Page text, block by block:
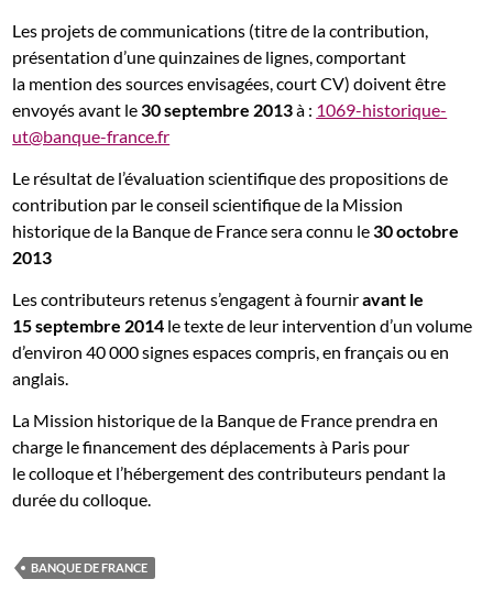
Les projets de communications (titre de la contribution,
présentation d’une quinzaines de lignes, comportant
la mention des sources envisagées, court CV) doivent être
envoyés avant le30 septembre 2013à : 1069-historique-
ut@banque-france.fr
Le résultat de l’évaluation scientifique des propositions de
contribution par le conseil scientifique de la Mission
historique de la Banque de France sera connu le30 octobre
2013
Les contributeurs retenus s’engagent à fourniravant le
15 septembre 2014 le texte de leur intervention d’un volume
d’environ 40 000 signes espaces compris, en français ou en
anglais.
La Mission historique de la Banque de France prendra en
charge le financement des déplacements à Paris pour
le colloque et l’hébergement des contributeurs pendant la
durée du colloque.
BANQUE DE FRANCE